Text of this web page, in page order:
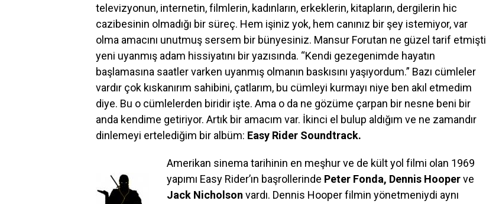
televizyonun, internetin, filmlerin, kadınların, erkeklerin, kitapların, dergilerin hic
cazibesinin olmadığı bir süreç. Hem işiniz yok, hem canınız bir şey istemiyor, var
olma amacını unutmuş sersem bir bünyesiniz. Mansur Forutan ne güzel tarif etmişti
yeni uyanmış adam hissiyatını bir yazısında. “Kendi gezegenimde hayatın
başlamasına saatler varken uyanmış olmanın baskısını yaşıyordum.” Bazı cümleler
vardır çok kıskanırım sahibini, çatlarım, bu cümleyi kurmayı niye ben akıl etmedim
diye. Bu o cümlelerden biridir işte. Ama o da ne gözüme çarpan bir nesne beni bir
anda kendime getiriyor. Artık bir amacım var. İkinci el bulup aldığım ve ne zamandır
dinlemeyi ertelediğim bir albüm: Easy Rider Soundtrack.
Amerikan sinema tarihinin en meşhur ve de kült yol filmi olan 1969
yapımı Easy Rider’ın başrollerinde Peter Fonda, Dennis Hooperve
Jack Nicholson vardı. Dennis Hooper filmin yönetmeniydi aynı